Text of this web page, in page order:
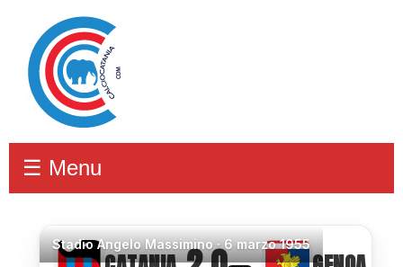
☰ Menu
StadioAngelo Massimino ·6 marzo 1955